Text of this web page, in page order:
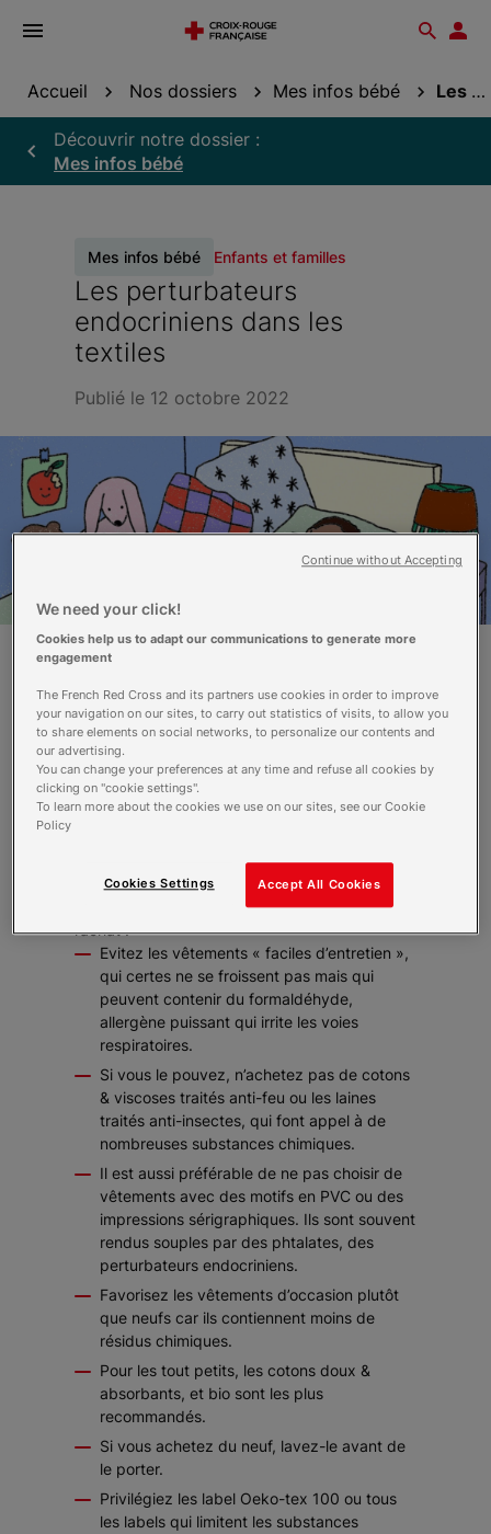
Ouvrir
Accueil Nos dossiers Mes infos bébé Les perturbateurs endocriniens dans les textiles
Découvrir notre dossier :
Mes infos bébé
Mes infos bébé Enfants et familles
Les perturbateurs
endocriniens dans les
textiles
Publié le 12 octobre 2022
Les industries textiles classiques
utilisent des procédés de fabrication
nocifs pour l’environnement et des
substances toxiques, aussi appelées
perturbateurs endocriniens, qui une fois
libérées peuvent être nocives pour
Pour vous aider à vous y retrouver, voici
quelques règles à respecter avant et après
l’achat :
Evitez les vêtements « faciles d’entretien »,
qui certes ne se froissent pas mais qui
peuvent contenir du formaldéhyde,
allergène puissant qui irrite les voies
respiratoires.
Si vous le pouvez, n’achetez pas de cotons
& viscoses traités anti-feu ou les laines
traités anti-insectes, qui font appel à de
nombreuses substances chimiques.
Il est aussi préférable de ne pas choisir de
vêtements avec des motifs en PVC ou des
impressions sérigraphiques. Ils sont souvent
rendus souples par des phtalates, des
perturbateurs endocriniens.
Favorisez les vêtements d’occasion plutôt
que neufs car ils contiennent moins de
résidus chimiques.
Pour les tout petits, les cotons doux &
absorbants, et bio sont les plus
recommandés.
Si vous achetez du neuf, lavez-le avant de
le porter.
Privilégiez les label Oeko-tex 100 ou tous
les labels qui limitent les substances
We need your click!
Cookies help us to adapt our communications to generate more
engagement
The French Red Cross and its partners use cookies in order to improve
your navigation on our sites, to carry out statistics of visits, to allow you
to share elements on social networks, to personalize our contents and
our advertising.
You can change your preferences at any time and refuse all cookies by
clicking on "cookie settings".
To learn more about the cookies we use on our sites, see our Cookie
Policy
Accept All Cookies
Cookies Settings
Continue without Accepting